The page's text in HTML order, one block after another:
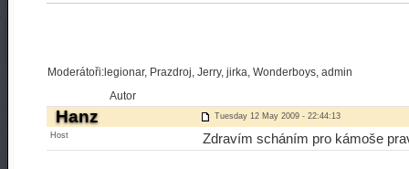
Moderátoři:legionar, Prazdroj, Jerry, jirka, Wonderboys, admin
Autor
Hanz Tuesday 12 May 2009 - 22:44:13
Host Zdravím scháním pro kámoše